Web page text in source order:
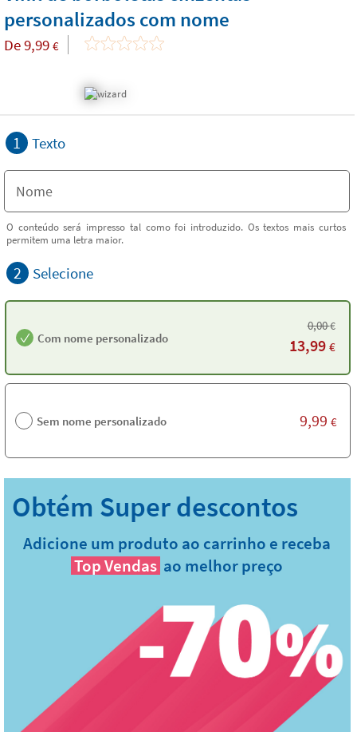
personalizados com nome
De9,99 €
1 Texto
O conteúdo será impresso tal como foi introduzido. Os textos mais curtos
permitem uma letra maior.
2 Selecione
Com nome personalizado
0,00€
13,99 €
Sem nome personalizado 9,99 €
Adicione um produto ao carrinho e receba
Top Vendas ao melhor preço